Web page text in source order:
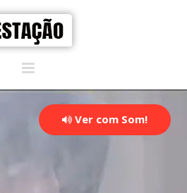
Ver com Som!